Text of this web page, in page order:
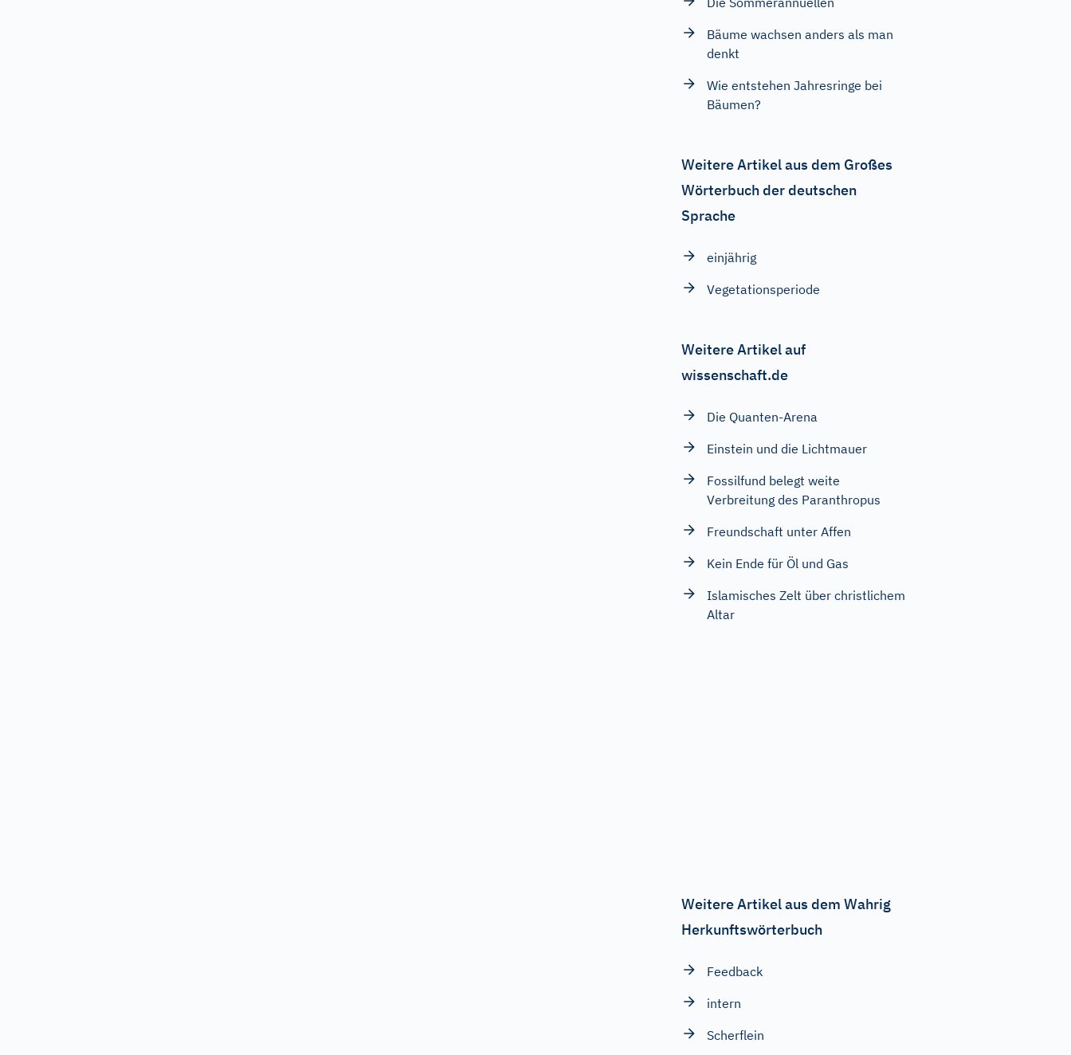
Bäume wachsen anders als man
denkt
Wie entstehen Jahresringe bei
Bäumen?
Weitere Artikel aus dem Großes
Wörterbuch der deutschen
Sprache
einjährig
Vegetationsperiode
Weitere Artikel auf
wissenschaft.de
Die Quanten-Arena
Einstein und die Lichtmauer
Fossilfund belegt weite
Verbreitung des Paranthropus
Freundschaft unter Affen
Kein Ende für Öl und Gas
Islamisches Zelt über christlichem
Altar
Weitere Artikel aus dem Wahrig
Herkunftswörterbuch
Feedback
intern
Scherflein